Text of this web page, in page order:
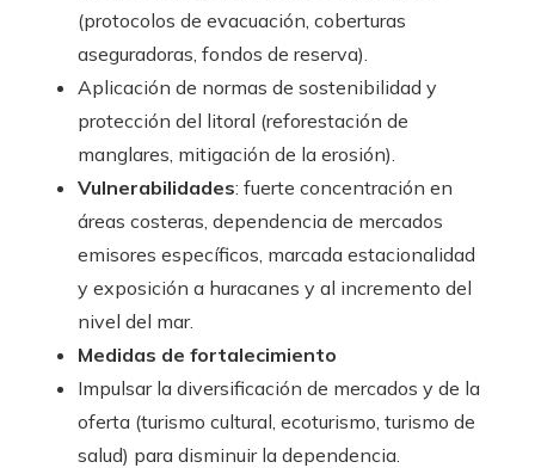
(protocolos de evacuación, coberturas
aseguradoras, fondos de reserva).
Aplicación de normas de sostenibilidad y
protección del litoral (reforestación de
manglares, mitigación de la erosión).
Vulnerabilidades: fuerte concentración en
áreas costeras, dependencia de mercados
emisores específicos, marcada estacionalidad
y exposición a huracanes y al incremento del
nivel del mar.
Medidas de fortalecimiento
Impulsar la diversificación de mercados y de la
oferta (turismo cultural, ecoturismo, turismo de
salud) para disminuir la dependencia.